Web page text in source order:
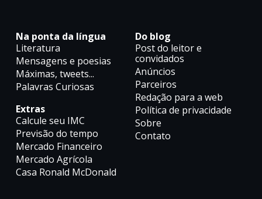
Na ponta da língua
Literatura
Mensagens e poesias
Máximas, tweets...
Palavras Curiosas
Extras
Calcule seu IMC
Previsão do tempo
Mercado Financeiro
Mercado Agrícola
Casa Ronald McDonald
Do blog
Post do leitor e
convidados
Anúncios
Parceiros
Redação para a web
Política de privacidade
Sobre
Contato